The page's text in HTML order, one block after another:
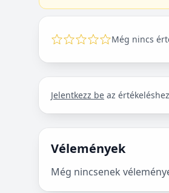
Még nincs
Jelentkezz be az
Vélemények
Még nincsenek